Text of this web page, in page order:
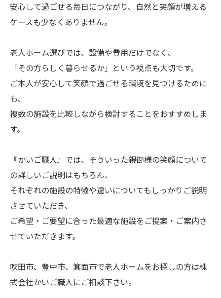
安心して過ごせる毎日につながり、自然と笑顔が増える
ケースも少なくありません。
老人ホーム選びでは、設備や費用だけでなく、
「その方らしく暮らせるか」という視点も大切です。
ご本人が安心して笑顔で過ごせる環境を見つけるために
も、
複数の施設を比較しながら検討することをおすすめしま
す。
『かいご職人』では、そういった親御様の笑顔について
の詳しいご説明はもちろん、
それぞれの施設の特徴や違いについてもしっかりご説明
させていただき、
ご希望・ご要望に合った最適な施設をご提案・ご案内さ
せていただきます。
吹田市、豊中市、箕面市で老人ホームをお探しの方は株
式会社かいご職人にご相談下さい。